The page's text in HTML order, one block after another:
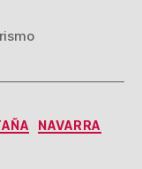
NAVARRA